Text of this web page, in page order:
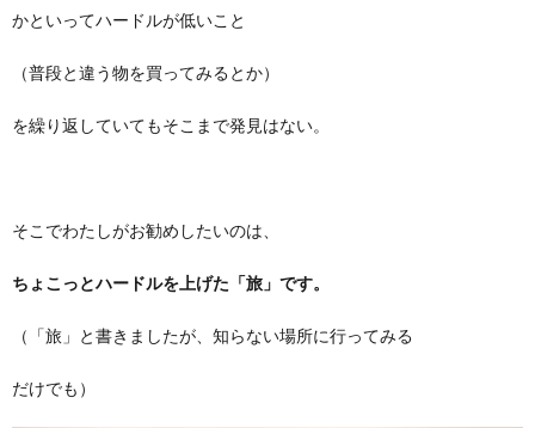
かといってハードルが低いこと
（普段と違う物を買ってみるとか）
を繰り返していてもそこまで発見はない。
そこでわたしがお勧めしたいのは、
ちょこっとハードルを上げた「旅」です。
（「旅」と書きましたが、知らない場所に行ってみる
だけでも）